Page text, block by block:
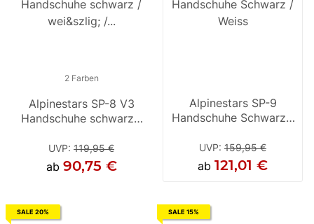
2 Farben
Alpinestars SP-8 V3
Handschuhe schwarz /
UVP: 119,95 €
ab 90,75 €
Alpinestars SP-8 V3
Handschuhe schwarz /
UVP:119,95 €
ab87,56 €
Alpinestars SP-9
Handschuhe Schwarz /
UVP: 159,95 €
ab 121,01 €
SALE 20% SALE 15%